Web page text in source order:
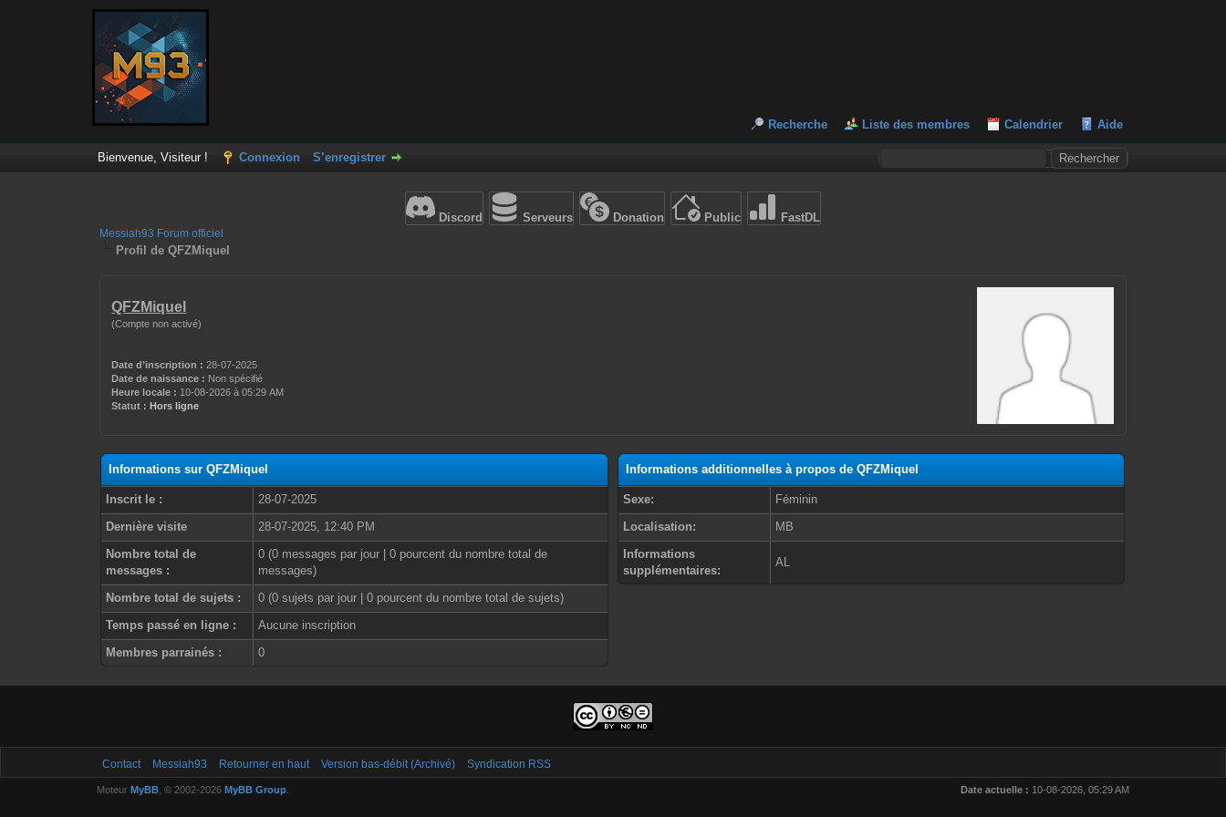
Recherche Liste des membres Calendrier Aide
Bienvenue, Visiteur ! Connexion S’enregistrer
Discord Serveurs Donation Public FastDL
Messiah93 Forum officiel
Profil de QFZMiquel
QFZMiquel
(Compte non activé)
Date d’inscription : 28-07-2025
Date de naissance : Non spécifié
Heure locale : 10-08-2026 à 05:29 AM
Statut : Hors ligne
Informations sur QFZMiquel
Inscrit le :
28-07-2025
Dernière visite
28-07-2025, 12:40 PM
Nombre total de
messages :
0 (0 messages par jour | 0 pourcent du nombre total de
messages)
Nombre total de sujets :
0 (0 sujets par jour | 0 pourcent du nombre total de sujets)
Temps passé en ligne :
Aucune inscription
Membres parrainés :
0
Informations additionnelles à propos de QFZMiquel
Sexe:
Féminin
Localisation:
MB
Informations
supplémentaires:
AL
Contact Messiah93 Retourner en haut Version bas-débit (Archivé) Syndication RSS
Date actuelle : 10-08-2026, 05:29 AM
Moteur MyBB, © 2002-2026 MyBB Group.